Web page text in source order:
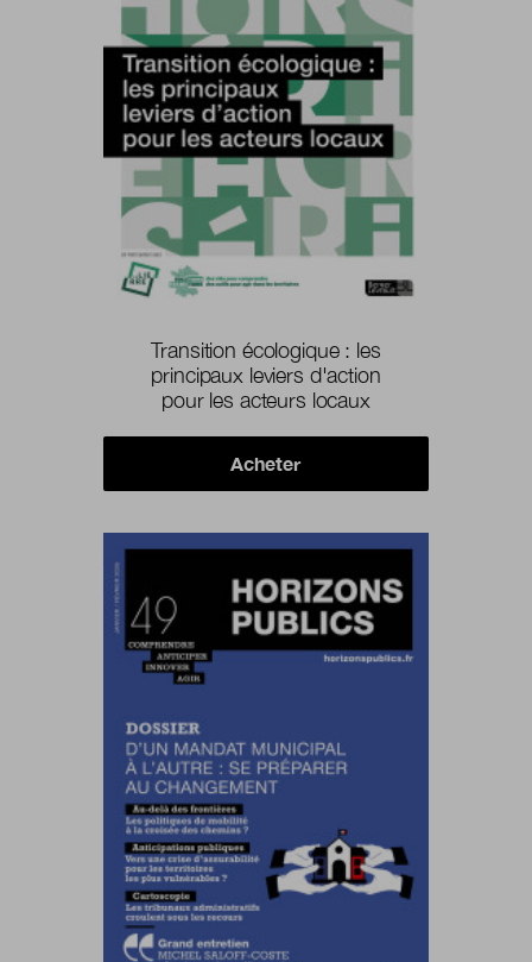
Transition écologique : les
principaux leviers d'action
pour les acteurs locaux
Acheter